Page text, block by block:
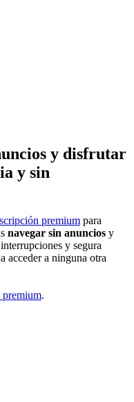
y disfrutar
y sin
premium para
navegar sin anuncios y
y segura
acceder a ninguna otra
premium.